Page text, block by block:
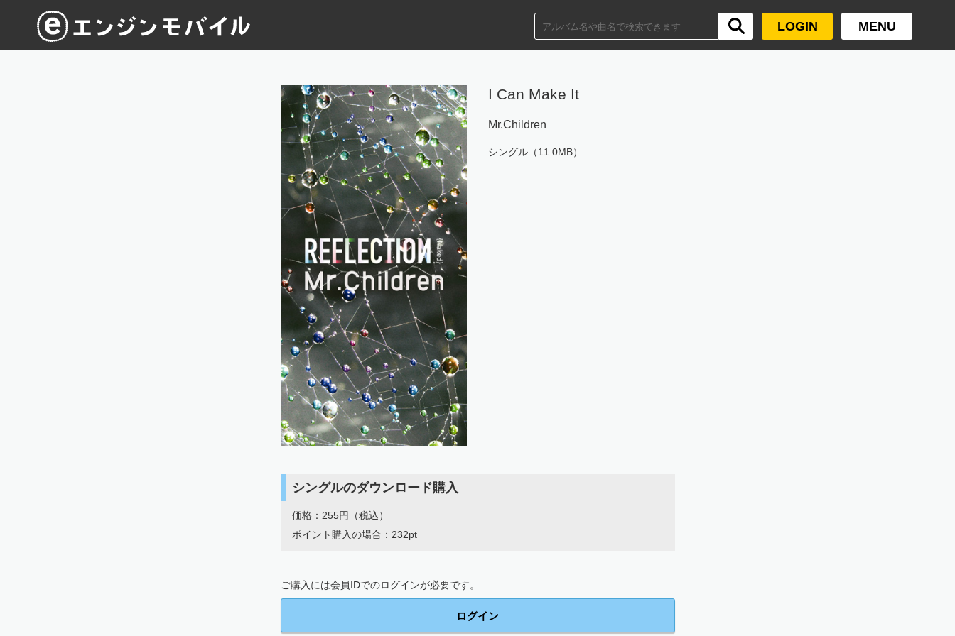
LOGIN MENU
I Can Make It
Mr.Children
シングル（11.0MB）
シングルのダウンロード購入
価格：255円（税込）
ポイント購入の場合：232pt
ご購入には会員IDでのログインが必要です。
ログイン